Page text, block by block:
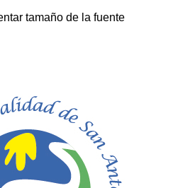
tamaño de la fuente